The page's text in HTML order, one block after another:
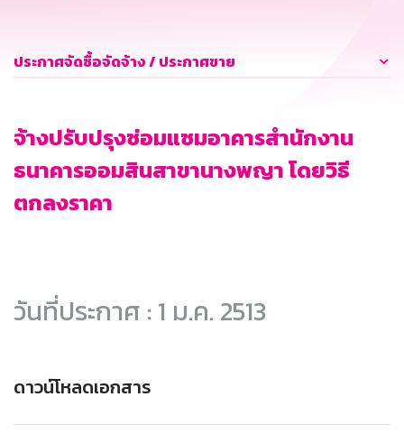
ประกาศจัดซื้อจัดจ้าง / ประกาศขาย
จ้างปรับปรุงซ่อมแซมอาคารสำนักงาน
ธนาคารออมสินสาขานางพญา โดยวิธี
ตกลงราคา
วันที่ประกาศ : 1 ม.ค. 2513
ดาวน์โหลดเอกสาร